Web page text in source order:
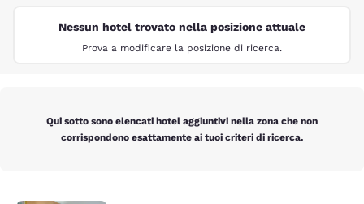
Nessun hotel trovato nella posizione attuale
Prova a modificare la posizione di ricerca.
Qui sotto sono elencati hotel aggiuntivi nella zona che non
corrispondono esattamente ai tuoi criteri di ricerca.